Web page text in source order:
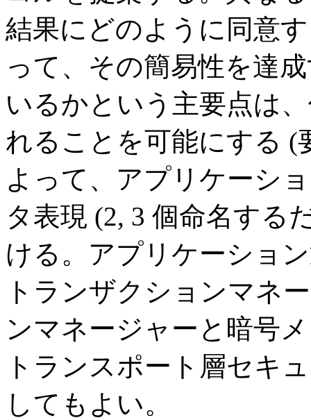
結果にどのように同意
って、その簡易性を達
いるかという主要点は
れることを可能にする
よって、アプリケーシ
タ表現 (2, 3 個命名する
ける。アプリケーショ
トランザクションマネ
ンマネージャーと暗号
トランスポート層セキ
してもよい。